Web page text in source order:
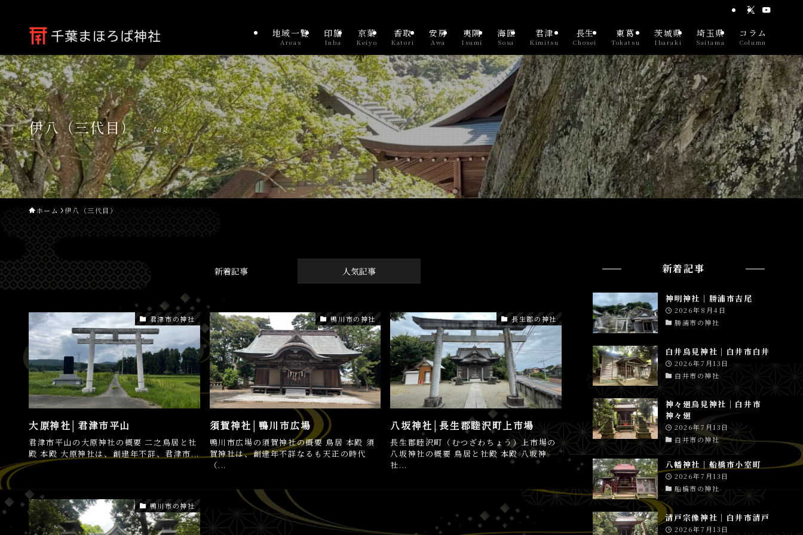
地域一覧
Areas
印旛
Inba
京葉
Keiyo
香取
Katori
安房
Awa
夷隅
Isumi
海匝
Sosa
君津
Kimitsu
長生
Chosei
東葛
Tokatsu
茨城県
Ibaraki
埼玉県
Saitama
コラム
Column
伊八（三代目） – tag –
ホーム 伊八（三代目）
新着記事 人気記事
君津市の神社
大原神社│君津市平山
君津市平山の大原神社の概要 二之鳥居と社
殿 本殿 大原神社は、創建年不詳、君津市...
鴨川市の神社
須賀神社│鴨川市広場
鴨川市広場の須賀神社の概要 鳥居 本殿 須
賀神社は、創建年不詳なるも天正の時代
（...
長生郡の神社
八坂神社│長生郡睦沢町上市場
長生郡睦沢町（むつざわちょう）上市場の
八坂神社の概要 鳥居と社殿 本殿 八坂神
社...
鴨川市の神社
新着記事
神明神社│勝浦市吉尾
2026年8月4日
勝浦市の神社
白井鳥見神社│白井市白井
2026年7月13日
白井市の神社
神々廻鳥見神社│白井市
神々廻
2026年7月13日
白井市の神社
八幡神社│船橋市小室町
2026年7月13日
船橋市の神社
清戸宗像神社│白井市清戸
2026年7月13日